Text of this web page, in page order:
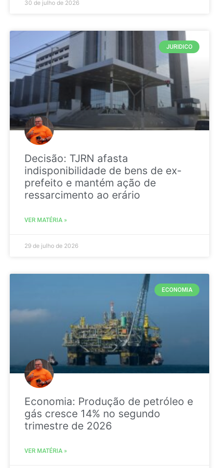
30 de julho de 2026
JURIDICO
Decisão: TJRN afasta
indisponibilidade de bens de ex-
prefeito e mantém ação de
ressarcimento ao erário
VER MATÉRIA »
29 de julho de 2026
ECONOMIA
Economia: Produção de petróleo e
gás cresce 14% no segundo
trimestre de 2026
VER MATÉRIA »